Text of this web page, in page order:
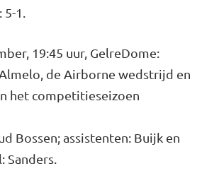
5-1.
19:45 uur, GelreDome:
de Airborne wedstrijd en
het competitieseizoen
Bossen; assistenten: Buijk en
Sanders.